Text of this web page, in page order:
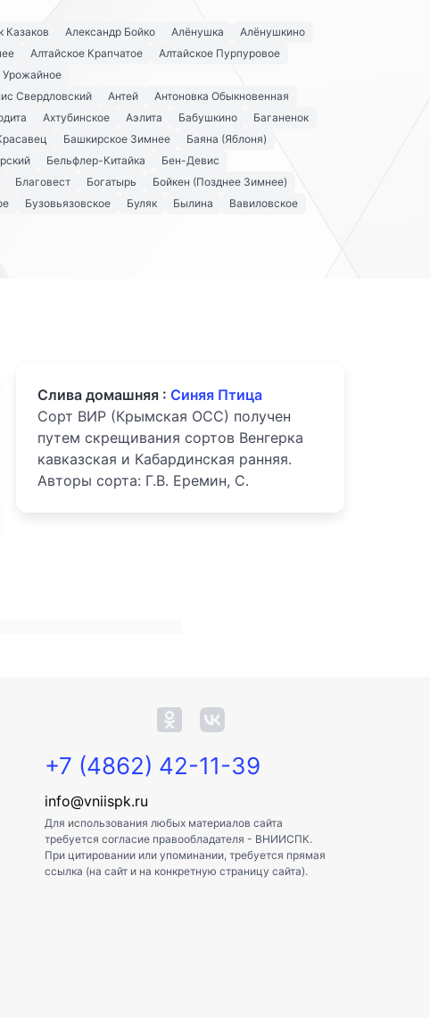
Казаков Александр Бойко Алёнушка
Алёнушкино
Алтайское Крапчатое
Алтайское Пурпуровое
Урожайное
Свердловский Антей
Антоновка Обыкновенная
Ахтубинское Аэлита Бабушкино
Баганенок
Башкирское Зимнее
Баяна (Яблоня)
Бельфлер-Китайка
Бен-Девис
Благовест Богатырь
Бойкен (Позднее Зимнее)
Бузовьязовское Буляк Былина
Вавиловское
Слива домашняя : Синяя Птица
Сорт ВИР (Крымская ОСС) получен
путем скрещивания сортов Венгерка
кавказская и Кабардинская ранняя.
Авторы сорта: Г.В. Еремин, С.
+7 (4862) 42-11-39
info@vniispk.ru
Для использования любых материалов сайта
требуется согласие правообладателя - ВНИИСПК.
При цитировании или упоминании, требуется прямая
ссылка (на сайт и на конкретную страницу сайта).